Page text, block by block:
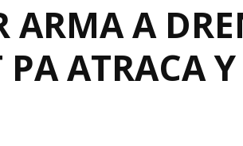
ARMA A
PA ATRACA